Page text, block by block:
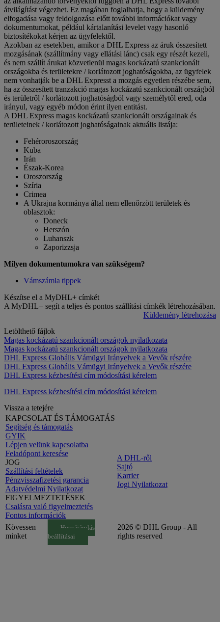
átvilágítást végezhet. Ez magában foglalhatja, hogy a küldemény
elfogadása vagy feldolgozása előtt további információkat vagy
dokumentumokat, például kártalanítási levelet vagy hasonló
biztosítékokat kérjen az ügyfelektől.
Azokban az esetekben, amikor a DHL Express az áruk összesített
mozgásának (szállítmány vagy ellátási lánc) csak egy részét kezeli,
és nem szállít árukat közvetlenül magas kockázatú szankcionált
országokba és területekre / korlátozott joghatóságokba, az ügyfelek
nem vonhatják be a DHL Expresst a mozgás egyetlen részébe sem,
ha az összesített tranzakció magas kockázatú szankcionált országból
és területről / korlátozott joghatóságból vagy személytől ered, oda
irányul, vagy egyéb módon érint ilyen entitást.
A DHL Express magas kockázatú szankcionált országainak és
területeinek / korlátozott joghatóságainak aktuális listája:
Fehéroroszország
Kuba
Irán
Észak-Korea
Oroszország
Szíria
Crimea
A Ukrajna kormánya által nem ellenőrzött területek és
oblasztok:
Doneck
Herszón
Luhanszk
Zaporizzsja
Milyen dokumentumokra van szükségem?
Vámszámla tippek
Készítse el a MyDHL+ címkét
A MyDHL+ segít a teljes és pontos szállítási címkék létrehozásában.
Küldemény létrehozása
Letölthető fájlok
Magas kockázatú szankcionált országok nyilatkozata
Magas kockázatú szankcionált országok nyilatkozata
DHL Express Globális Vámügyi Irányelvek a Vevők részére
DHL Express Globális Vámügyi Irányelvek a Vevők részére
DHL Express kézbesítési cím módosítási kérelem
DHL Express kézbesítési cím módosítási kérelem
Vissza a tetejére
KAPCSOLAT ÉS TÁMOGATÁS
Segítség és támogatás
GYIK
Lépjen velünk kapcsolatba
Feladópont keresése
JOG
Szállítási feltételek
Pénzvisszafizetési garancia
Adatvédelmi Nyilatkozat
FIGYELMEZTETÉSEK
Csalásra való figyelmeztetés
Fontos információk
A DHL-ről
Sajtó
Karrier
Jogi Nyilatkozat
Kövessen
minket
Hozzájárulás
beállításai
2026 © DHL Group - All
rights reserved